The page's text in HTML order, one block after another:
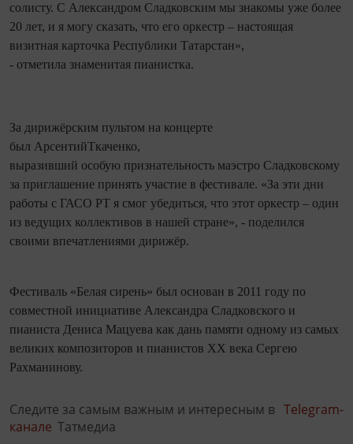
солисту. С Александром Сладковским мы знакомы уже более
20 лет, и я могу сказать, что его оркестр – настоящая
визитная карточка Республики Татарстан»,
- отметила знаменитая пианистка.
За дирижёрским пультом на концерте
был АрсентийТкаченко,
выразивший особую признательность маэстро Сладковскому
за приглашение принять участие в фестивале. «За эти дни
работы с ГАСО РТ я смог убедиться, что этот оркестр – один
из ведущих коллективов в нашей стране», - поделился
своими впечатлениями дирижёр.
Фестиваль «Белая сирень» был основан в 2011 году по
совместной инициативе Александра Сладковского и
пианиста Дениса Мацуева как дань памяти одному из самых
великих композиторов и пианистов ХХ века Сергею
Рахманинову.
Следите за самым важным и интересным в Telegram-
канале Татмедиа